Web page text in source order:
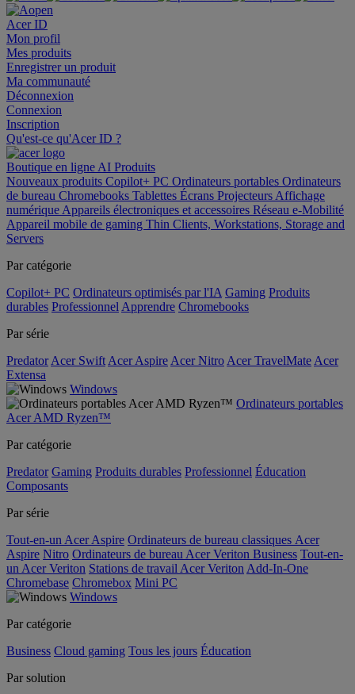
Acer ID
Mon profil
Mes produits
Enregistrer un produit
Ma communauté
Déconnexion
Connexion
Inscription
Qu'est-ce qu'Acer ID ?
Boutique en ligne AI Produits
Nouveaux produits Copilot+ PC Ordinateurs portables Ordinateurs
de bureau Chromebooks Tablettes Écrans Projecteurs Affichage
numérique Appareils électroniques et accessoires Réseau e-Mobilité
Appareil mobile de gaming Thin Clients, Workstations, Storage and
Servers
Par catégorie
Copilot+ PC Ordinateurs optimisés par l'IA Gaming Produits
durables Professionnel Apprendre Chromebooks
Par série
Predator Acer Swift Acer Aspire Acer Nitro Acer TravelMate Acer
Extensa
Windows
Ordinateurs portables
Acer AMD Ryzen™
Par catégorie
Predator Gaming Produits durables Professionnel Éducation
Composants
Par série
Tout-en-un Acer Aspire Ordinateurs de bureau classiques Acer
Aspire Nitro Ordinateurs de bureau Acer Veriton Business Tout-en-
un Acer Veriton Stations de travail Acer Veriton Add-In-One
Chromebase Chromebox Mini PC
Windows
Par catégorie
Business Cloud gaming Tous les jours Éducation
Par solution